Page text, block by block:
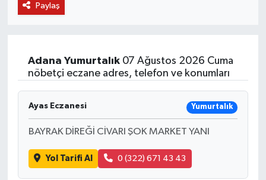
Paylaş
Adana Yumurtalık07 Ağustos 2026 Cuma
nöbetçi eczane adres, telefon ve konumları
Ayas Eczanesi Yumurtalık
BAYRAK DİREĞİ CİVARI ŞOK MARKET YANI
Yol Tarifi Al 0 (322) 671 43 43